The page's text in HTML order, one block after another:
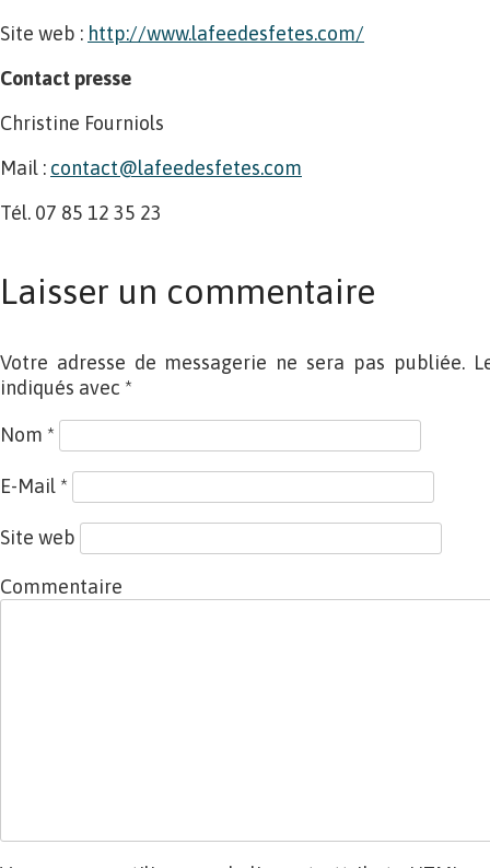
Site web : http://www.lafeedesfetes.com/
Contact presse
Christine Fourniols
Mail : contact@lafeedesfetes.com
Tél. 07 85 12 35 23
Laisser un commentaire
Votre adresse de messagerie ne sera pas publiée.
indiqués avec *
Nom *
E-Mail *
Site web
Commentaire